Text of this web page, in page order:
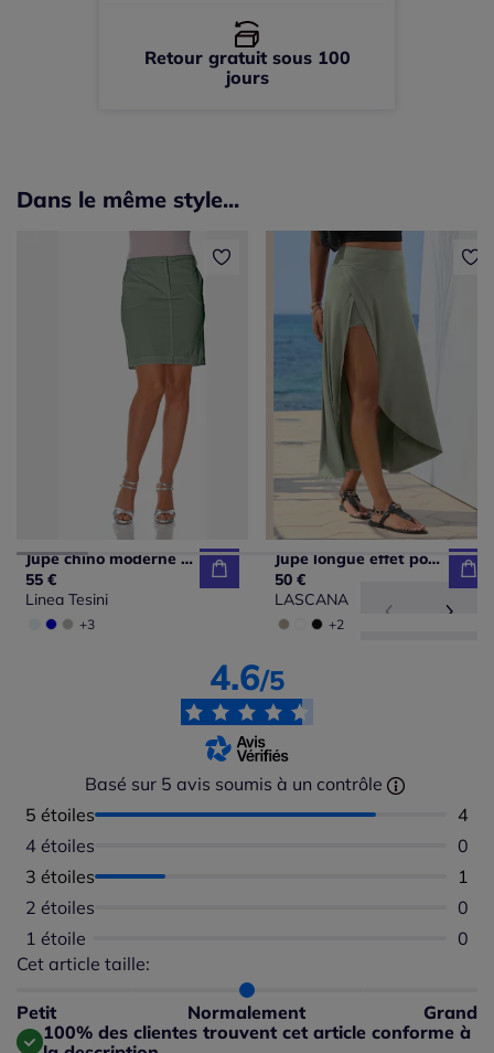
Retour gratuit sous 100
jours
Dans le même style...
Jupe chino moderne simple et facile à associer
55 €
Linea Tesini
+3
Jupe longue effet portefeuille avec short cycliste intégré
50 €
LASCANA
+2
4.6/5
Basé sur 5 avis soumis à un contrôle
5 étoiles
4
4 étoiles
0
3 étoiles
1
2 étoiles
0
1 étoile
0
Cet article taille:
Petit Normalement Grand
Répartition du taillant selon les avis clients
Taille normalement : 100%
Taille grand : 0%
100% des clientes trouvent cet article conforme à